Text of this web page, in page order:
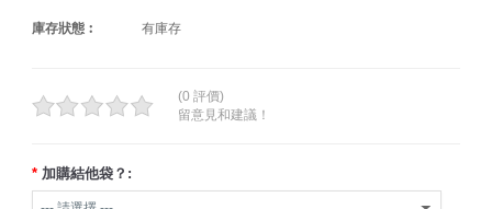
庫存狀態︰ 有庫存
(0 評價)
留意見和建議！
* 加購結他袋？: